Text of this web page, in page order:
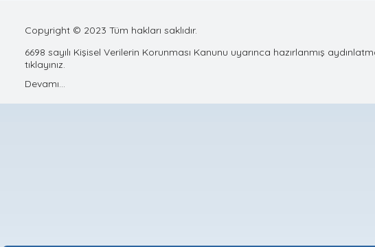
Copyright © 2023 Tüm hakları saklıdır.
6698 sayılı Kişisel Verilerin Korunması Kanunu uyarınca hazırlanmış
tıklayınız.
iletisim@gelecekmarmaris.com
Devamı...